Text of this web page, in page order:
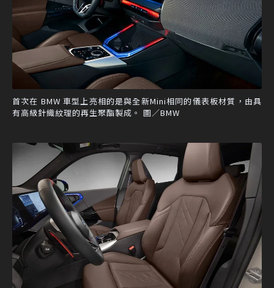
首次在 BMW 車型上亮相的是與全新Mini相同的儀表板材質，由具
有高級針織紋理的再生聚酯製成。 圖／BMW